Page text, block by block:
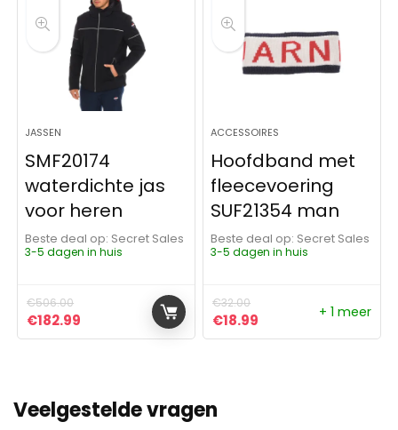
JASSEN
SMF20174
waterdichte jas
voor heren
Beste deal op:
Secret Sales
3-5 dagen in huis
€506.00
Oorspronkelijke prijs was: €506.00.
€182.99 Huidige prijs is: €182.99.
ACCESSOIRES
Hoofdband met
fleecevoering
SUF21354 man
Beste deal op:
Secret Sales
3-5 dagen in huis
€32.00
Oorspronkelijke prijs was:
€18.99 Huidige prijs is:
+ 1 meer
Veelgestelde vragen